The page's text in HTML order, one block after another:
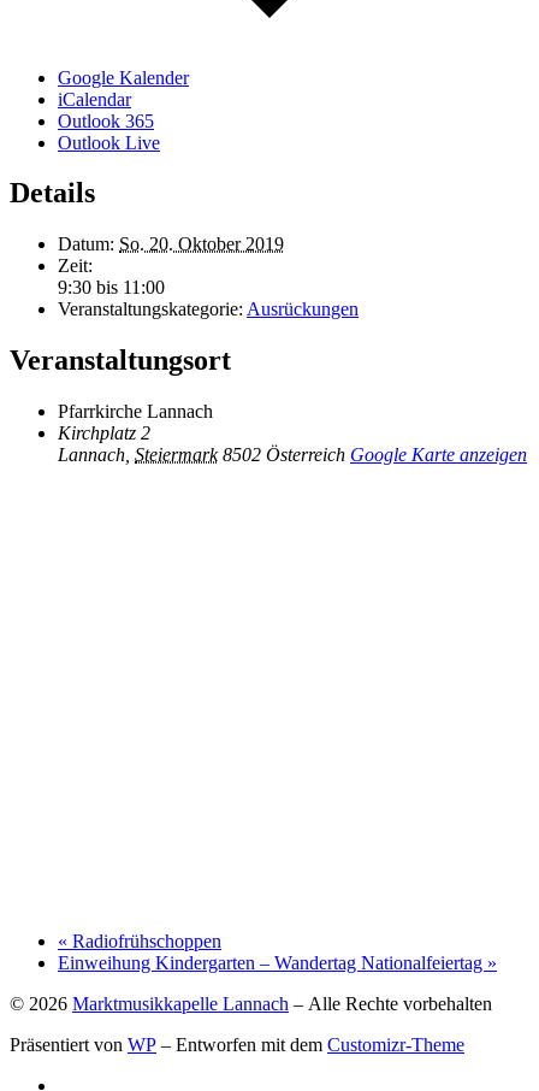
Google Kalender
iCalendar
Outlook 365
Outlook Live
Details
Datum: So. 20. Oktober 2019
Zeit:
9:30 bis 11:00
Veranstaltungskategorie: Ausrückungen
Veranstaltungsort
Pfarrkirche Lannach
Kirchplatz 2
Lannach Steiermark 8502 Österreich Google Karte anzeigen
« Radiofrühschoppen
Einweihung Kindergarten – Wandertag Nationalfeiertag »
© 2026 Marktmusikkapelle Lannach – Alle Rechte vorbehalten
Präsentiert von WP – Entworfen mit dem Customizr-Theme